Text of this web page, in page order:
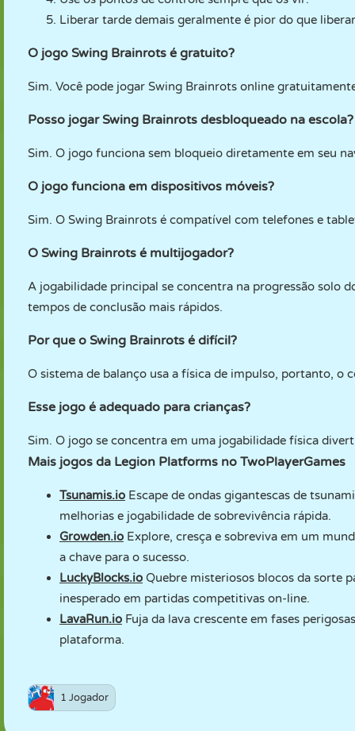
Liberar tarde demais geralmente é pior do que
O jogo Swing Brainrots é gratuito?
Sim. Você pode jogar Swing Brainrots online
Posso jogar Swing Brainrots desbloqueado na escola?
Sim. O jogo funciona sem bloqueio diretamente em seu
O jogo funciona em dispositivos móveis?
Sim. O Swing Brainrots é compatível com telefones e
O Swing Brainrots é multijogador?
A jogabilidade principal se concentra na progressão solo
tempos de conclusão mais rápidos.
Por que o Swing Brainrots é difícil?
O sistema de balanço usa a física de impulso, portanto,
Esse jogo é adequado para crianças?
Sim. O jogo se concentra em uma jogabilidade física
Mais jogos da Legion Platforms no TwoPlayerGames
Tsunamis.io Escape de ondas gigantescas de
melhorias e jogabilidade de sobrevivência rápida.
Growden.io Explore, cresça e sobreviva em um
a chave para o sucesso.
LuckyBlocks.io Quebre misteriosos blocos da sorte
inesperado em partidas competitivas on-line.
LavaRun.io Fuja da lava crescente em fases
plataforma.
1 Jogador